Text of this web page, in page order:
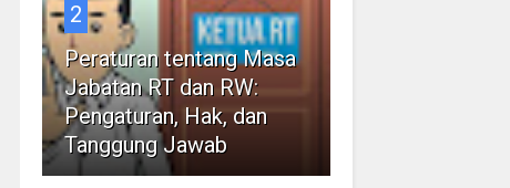
2
Peraturan tentang Masa
Jabatan RT dan RW:
Pengaturan, Hak, dan
Tanggung Jawab